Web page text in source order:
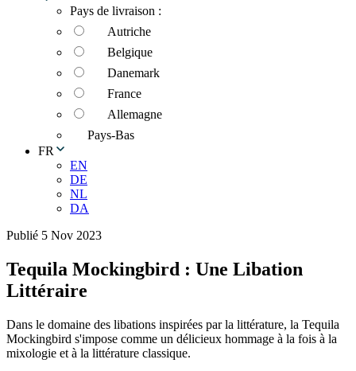
Pays de livraison :
Autriche
Belgique
Danemark
France
Allemagne
Pays-Bas
FR
EN
DE
NL
DA
Publié 5 Nov 2023
Tequila Mockingbird : Une Libation
Littéraire
Dans le domaine des libations inspirées par la littérature, la Tequila
Mockingbird s'impose comme un délicieux hommage à la fois à la
mixologie et à la littérature classique.